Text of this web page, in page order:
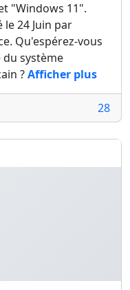
"Windows 11".
24 Juin par
Qu'espérez-vous
système
?Afficher plus
28